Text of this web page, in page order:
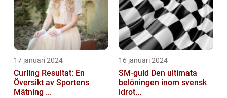
17 januari 2024
Curling Resultat: En
Översikt av Sportens
Mätning ...
16 januari 2024
SM-guld Den ultimata
belöningen inom svensk
idrot...